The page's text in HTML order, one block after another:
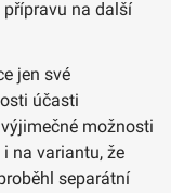
přípravu na další
jen své
účasti
možnosti
na variantu, že
separátní